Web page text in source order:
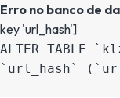
Erro no banco de
key 'url_hash']
ALTER TABLE
`url_hash`